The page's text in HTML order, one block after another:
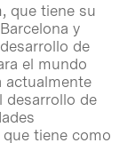
que tiene su
y
de
el mundo
actualmente
desarrollo de
que tiene como